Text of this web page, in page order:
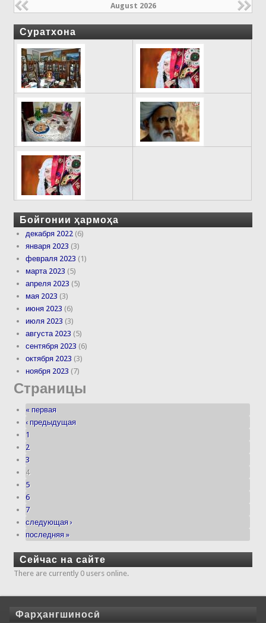
August 2026
Суратхона
Бойгонии ҳармоҳа
декабря 2022 (6)
января 2023 (3)
февраля 2023 (1)
марта 2023 (5)
апреля 2023 (5)
мая 2023 (3)
июня 2023 (6)
июля 2023 (3)
августа 2023 (5)
сентября 2023 (6)
октября 2023 (3)
ноября 2023 (7)
Страницы
« первая
‹ предыдущая
1
2
3
4
5
6
7
следующая ›
последняя »
Сейчас на сайте
There are currently 0 users online.
Фарҳангшиносӣ